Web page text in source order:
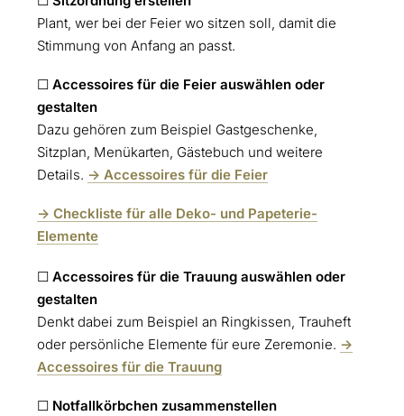
Plant, wer bei der Feier wo sitzen soll, damit die
Stimmung von Anfang an passt.
☐ Accessoires für die Feier auswählen oder
gestalten
Dazu gehören zum Beispiel Gastgeschenke,
Sitzplan, Menükarten, Gästebuch und weitere
Details. -> Accessoires für die Feier
-> Checkliste für alle Deko- und Papeterie-
Elemente
☐ Accessoires für die Trauung auswählen oder
gestalten
Denkt dabei zum Beispiel an Ringkissen, Trauheft
oder persönliche Elemente für eure Zeremonie. ->
Accessoires für die Trauung
☐ Notfallkörbchen zusammenstellen